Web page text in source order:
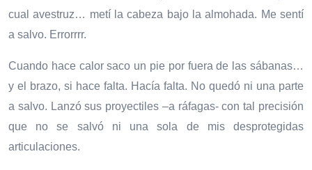
cual avestruz… metí la cabeza bajo la almohada. Me sentí
a salvo. Errorrrr.
Cuando hace calor saco un pie por fuera de las sábanas…
y el brazo, si hace falta. Hacía falta. No quedó ni una parte
a salvo. Lanzó sus proyectiles –a ráfagas- con tal precisión
que no se salvó ni una sola de mis desprotegidas
articulaciones.